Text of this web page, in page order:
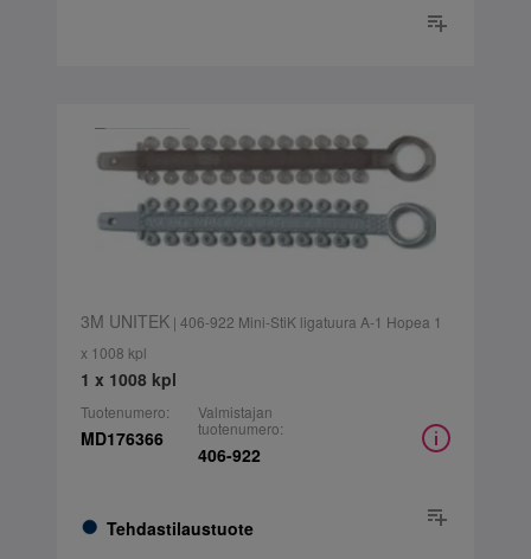
3M UNITEK| 406-922 Mini-StiK ligatuura A-1 Hopea 1
x 1008 kpl
1 x 1008 kpl
Tuotenumero:
MD176366
Tehdastilaustuote
Valmistajan
tuotenumero:
406-922